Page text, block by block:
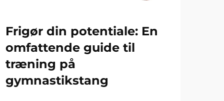
Frigør din potentiale: En
omfattende guide til
træning på
gymnastikstang